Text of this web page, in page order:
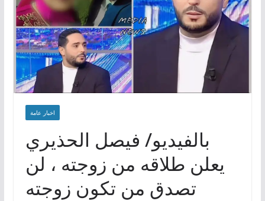
اخبار عامة
بالفيديو/ فيصل الحذيري
يعلن طلاقه من زوجته ، لن
تصدق من تكون زوجته